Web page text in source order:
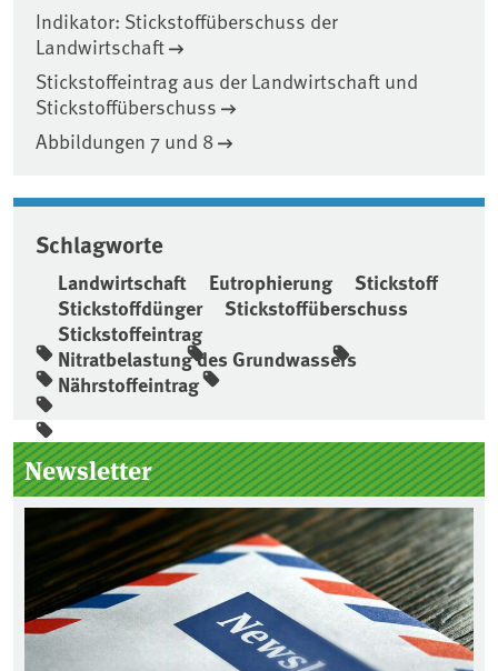
Indikator: Stickstoffüberschuss der
Landwirtschaft
Stickstoffeintrag aus der Landwirtschaft und
Stickstoffüberschuss
Abbildungen 7 und 8
Schlagworte
Landwirtschaft Eutrophierung
Stickstoff
Stickstoffdünger
Stickstoffüberschuss
Stickstoffeintrag
Nitratbelastung des Grundwassers
Nährstoffeintrag
Seitenleiste
Newsletter